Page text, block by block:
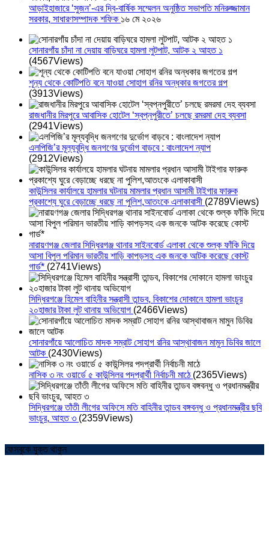
আড়াইহাজারে ‘সুজন’-এর দ্বি-বার্ষিক সম্মেলন অনুষ্ঠিত সভাপতি মনিরুজ্জামান
সরকার, সাধারণসম্পাদক শফিক ১৬ মে ২০২৬
সোনারগাঁয় চাঁদা না দেয়ায় বাড়িঘরে হামলা লুটপাট, আটক ২ আহত ১
(4567Views)
শূন্য থেকে কোটিপতি বনে যাওয়া সোহাগ রনির অন্ধকার জগতের গল্প
(3913Views)
রাজধানীর মিরপুরে আবাসিক হোটেল ‘স্বপ্নপুরীতে’ চলছে রমরমা দেহ ব্যবসা
(2941Views)
এলপিজি’র মূল্যবৃদ্ধি জনগণের দুর্ভোগ বাড়বে : বাংলাদেশ ন্যাপ
(2912Views)
কাউন্সিলর কার্যালয়ে হামলার ঘটনায় মামলার প্রধান আসামী টাইগার ফারুক
প্রকাশ্যে ঘুরে বেড়াচ্ছে ধরছে না পুলিশ,আতংকে এলাকাবাসী (2789Views)
নারায়ণগঞ্জ জেলার সিদ্ধিরগঞ্জ থানার সাইনবোর্ড এলাকা থেকে শুল্ক ফাঁকি দিয়ে
আসা বিপুল পরিমান ভারতীয় শাড়ি কাপড়সহ এক জনকে আটক করেছে কোস্ট
গার্ড* (2741Views)
সিদ্ধিরগঞ্জে হিমেল বাহিনীর সন্ত্রাসী তান্ডব, বিকাশের দোকানে হামলা ভাংচুর
২০হাজার টাকা লুট থানায় অভিযোগ (2466Views)
সোনারগাঁয়ে আলোচিত মাদক সম্রাট সোহাগ রনির আস্থাবাজন মামুন ডিবির জালে
আটক (2430Views)
নাসিক ৩ নং ওয়ার্ডে ৫ কাউন্সিলর পদপ্রার্থী নির্বাচনী মাঠে (2365Views)
সিদ্ধিরগঞ্জে তাঁতী লীগের অফিসে মতি বাহিনীর তান্ডব বঙ্গবন্ধু ও প্রধানমন্ত্রীর ছবি
ভাংচুর, আহত ৩ (2359Views)
ফেসবুকে যুক্ত থাকুন